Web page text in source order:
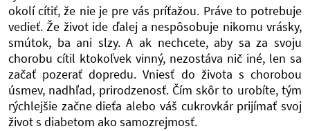
prihlásenie
okolí cítiť, že nie je pre vás príťažou. Práve to potrebuje
vedieť. Že život ide ďalej a nespôsobuje nikomu vrásky,
smútok, ba ani slzy. A ak nechcete, aby sa za svoju
chorobu cítil ktokoľvek vinný, nezostáva nič iné, len sa
začať pozerať dopredu. Vniesť do života s chorobou
úsmev, nadhľad, prirodzenosť. Čím skôr to urobíte, tým
rýchlejšie začne dieťa alebo váš cukrovkár prijímať svoj
život s diabetom ako samozrejmosť.